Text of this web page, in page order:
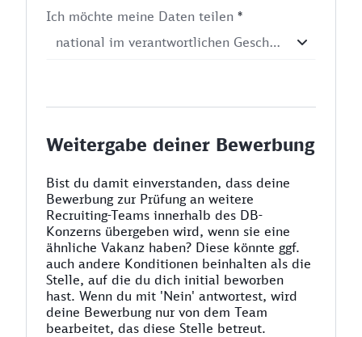
Ich möchte meine Daten teilen *
Weitergabe deiner Bewerbung
Bist du damit einverstanden, dass deine
Bewerbung zur Prüfung an weitere
Recruiting-Teams innerhalb des DB-
Konzerns übergeben wird, wenn sie eine
ähnliche Vakanz haben? Diese könnte ggf.
auch andere Konditionen beinhalten als die
Stelle, auf die du dich initial beworben
hast. Wenn du mit 'Nein' antwortest, wird
deine Bewerbung nur von dem Team
bearbeitet, das diese Stelle betreut.